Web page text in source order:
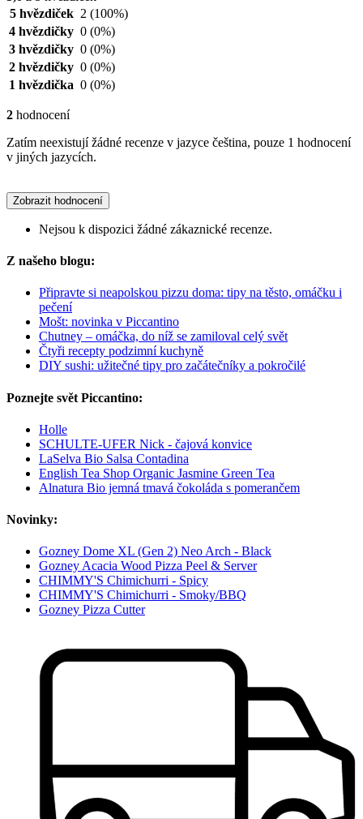
5 hvězdiček 2 (100%)
4 hvězdičky 0 (0%)
3 hvězdičky 0 (0%)
2 hvězdičky 0 (0%)
1 hvězdička 0 (0%)
2 hodnocení
Zatím neexistují žádné recenze v jazyce čeština, pouze 1 hodnocení
v jiných jazycích.
Zobrazit hodnocení
Nejsou k dispozici žádné zákaznické recenze.
Z našeho blogu:
Připravte si neapolskou pizzu doma: tipy na těsto, omáčku i
pečení
Mošt: novinka v Piccantino
Chutney – omáčka, do níž se zamiloval celý svět
Čtyři recepty podzimní kuchyně
DIY sushi: užitečné tipy pro začátečníky a pokročilé
Poznejte svět Piccantino:
Holle
SCHULTE-UFER Nick - čajová konvice
LaSelva Bio Salsa Contadina
English Tea Shop Organic Jasmine Green Tea
Alnatura Bio jemná tmavá čokoláda s pomerančem
Novinky:
Gozney Dome XL (Gen 2) Neo Arch - Black
Gozney Acacia Wood Pizza Peel & Server
CHIMMY'S Chimichurri - Spicy
CHIMMY'S Chimichurri - Smoky/BBQ
Gozney Pizza Cutter